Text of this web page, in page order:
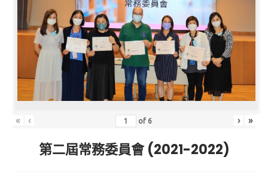
« ‹ of 6 › »
第二屆常務委員會 (2021-2022)